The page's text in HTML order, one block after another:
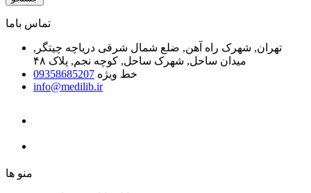
ﺗﻤﺎﺱ ﺑﺎﻣﺎ
تهران, شهرک راه آهن, ضلع شمال شرقی دریاچه چیتگر,
میدان ساحل, شهرک ساحل, کوچه نجم, پلاک ۴۸
خط ویژه 09358685207
info@medilib.ir
ﻣﻨﻮ ﻫﺎ